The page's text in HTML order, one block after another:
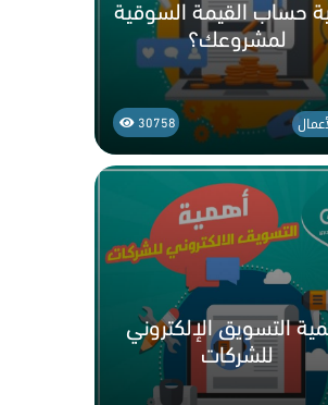
حساب القيمة السوقية
لمشروعك؟
30758
التسويق الإلكتروني
للشركات